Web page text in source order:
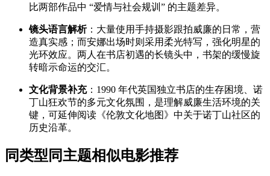
比两部作品中 “爱情与社会规训” 的主题差异。
镜头语言解析：大量使用手持摄影跟拍威廉的日常，营
造真实感；而安娜出场时则采用柔光特写，强化明星的
光环效应。两人在书店初遇的长镜头中，书架的缓慢旋
转暗示命运的交汇。
文化背景补充：1990 年代英国独立书店的生存困境、诺
丁山狂欢节的多元文化氛围，是理解威廉生活环境的关
键，可延伸阅读《伦敦文化地图》中关于诺丁山社区的
历史沿革。
同类型同主题相似电影推荐